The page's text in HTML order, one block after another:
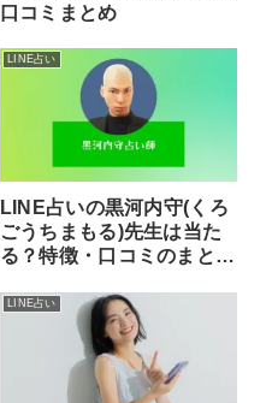
口コミまとめ
LINE占い
LINE占いの黒河内守(くろ
ごうちまもる)先生は当た
る？特徴・口コミのまと
LINE占い